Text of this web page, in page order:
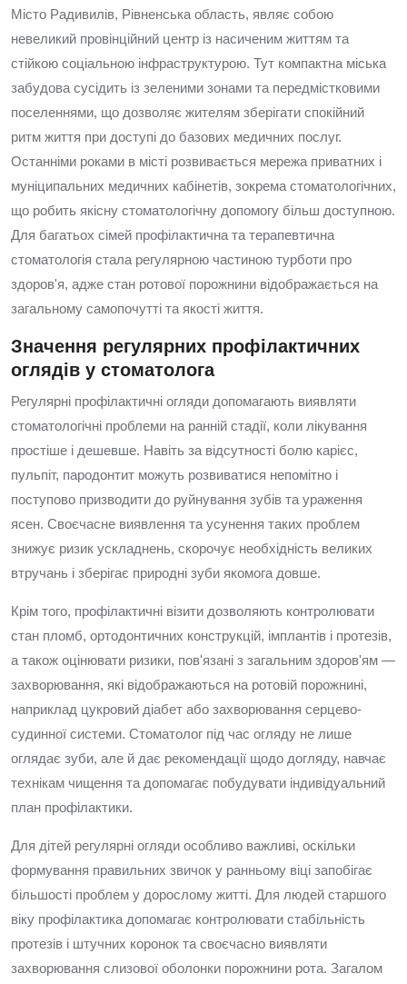
Місто Радивилів, Рівненська область, являє собою
невеликий провінційний центр із насиченим життям та
стійкою соціальною інфраструктурою. Тут компактна міська
забудова сусідить із зеленими зонами та передмістковими
поселеннями, що дозволяє жителям зберігати спокійний
ритм життя при доступі до базових медичних послуг.
Останніми роками в місті розвивається мережа приватних і
муніципальних медичних кабінетів, зокрема стоматологічних,
що робить якісну стоматологічну допомогу більш доступною.
Для багатьох сімей профілактична та терапевтична
стоматологія стала регулярною частиною турботи про
здоров'я, адже стан ротової порожнини відображається на
загальному самопочутті та якості життя.
Значення регулярних профілактичних
оглядів у стоматолога
Регулярні профілактичні огляди допомагають виявляти
стоматологічні проблеми на ранній стадії, коли лікування
простіше і дешевше. Навіть за відсутності болю карієс,
пульпіт, пародонтит можуть розвиватися непомітно і
поступово призводити до руйнування зубів та ураження
ясен. Своєчасне виявлення та усунення таких проблем
знижує ризик ускладнень, скорочує необхідність великих
втручань і зберігає природні зуби якомога довше.
Крім того, профілактичні візити дозволяють контролювати
стан пломб, ортодонтичних конструкцій, імплантів і протезів,
а також оцінювати ризики, пов'язані з загальним здоров'ям —
захворювання, які відображаються на ротовій порожнині,
наприклад цукровий діабет або захворювання серцево-
судинної системи. Стоматолог під час огляду не лише
оглядає зуби, але й дає рекомендації щодо догляду, навчає
технікам чищення та допомагає побудувати індивідуальний
план профілактики.
Для дітей регулярні огляди особливо важливі, оскільки
формування правильних звичок у ранньому віці запобігає
більшості проблем у дорослому житті. Для людей старшого
віку профілактика допомагає контролювати стабільність
протезів і штучних коронок та своєчасно виявляти
захворювання слизової оболонки порожнини рота. Загалом